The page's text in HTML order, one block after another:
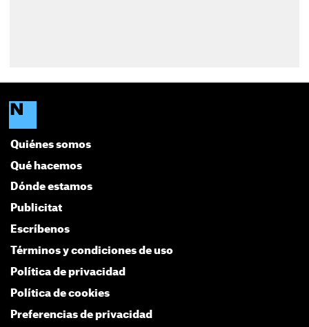
Quiénes somos
Qué hacemos
Dónde estamos
Publicitat
Escríbenos
Términos y condiciones de uso
Política de privacidad
Política de cookies
Preferencias de privacidad